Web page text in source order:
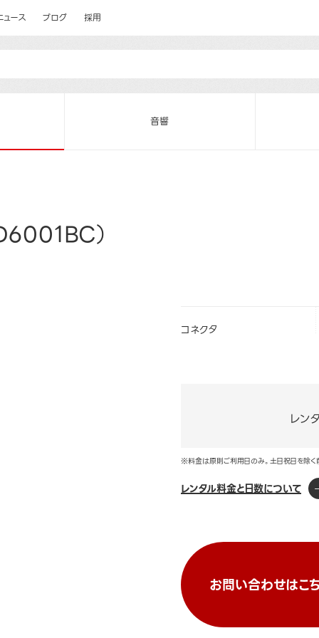
ュース ブログ 採用
音響
）
コネクタ
レン
※料金は原則ご利用日のみ。土日祝日を除
レンタル料金と日数について
お問い合わせはこ